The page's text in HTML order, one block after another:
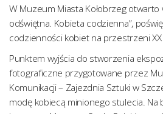
W Muzeum Miasta Kołobrzeg otwarto
odświętna. Kobieta codzienna”,
codzienności kobiet na przestrzeni
Punktem wyjścia do stworzenia
fotograficzne przygotowane przez
Komunikacji – Zajezdnia Sztuki w
modę kobiecą minionego stulecia. Na